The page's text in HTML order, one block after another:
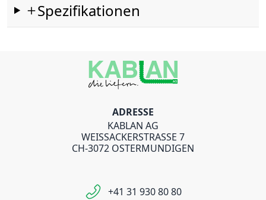
Spezifikationen
ADRESSE
KABLAN AG
WEISSACKERSTRASSE 7
CH-3072 OSTERMUNDIGEN
+41 31 930 80 80